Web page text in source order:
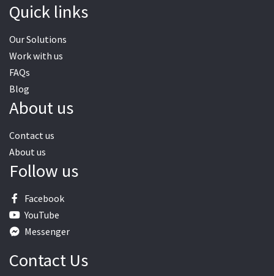
Quick links
Our Solutions
Work with us
FAQs
Blog
About us
Contact us
About us
Follow us
Facebook
YouTube
Messenger
Contact Us